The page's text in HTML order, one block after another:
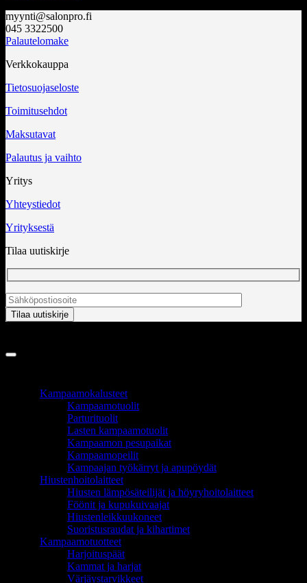
myynti@salonpro.fi
045 3322500
Palautelomake
Verkkokauppa
Tietosuojaseloste
Toimitusehdot
Maksutavat
Palautus ja vaihto
Yritys
Yhteystiedot
Yrityksestä
Tilaa uutiskirje
Kampaamokalusteet
Kampaamotuolit
Parturituolit
Lasten kampaamotuolit
Kampaamon pesupaikat
Kampaamopeilit
Kampaajan työkärryt ja apupöydät
Hiustenhoitolaitteet
Hiusten lämpösäteilijät ja höyryhoitolaitteet
Föönit ja kupukuivaajat
Hiustenleikkuukoneet
Suoristusraudat ja kihartimet
Kampaamotuotteet
Harjoituspäät
Kammat ja harjat
Värjäystarvikkeet